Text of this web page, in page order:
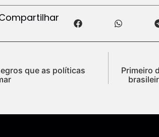
que as políticas
Primeiro